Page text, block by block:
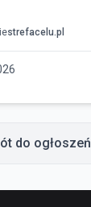
strefacelu.pl
do ogłoszeń